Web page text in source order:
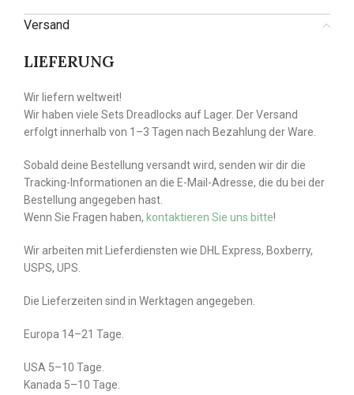
Versand
LIEFERUNG
Wir liefern weltweit!
Wir haben viele Sets Dreadlocks auf Lager. Der Versand
erfolgt innerhalb von 1–3 Tagen nach Bezahlung der Ware.
Sobald deine Bestellung versandt wird, senden wir dir die
Tracking-Informationen an die E-Mail-Adresse, die du bei der
Bestellung angegeben hast.
Wenn Sie Fragen haben, kontaktieren Sie uns bitte!
Wir arbeiten mit Lieferdiensten wie DHL Express, Boxberry,
USPS, UPS.
Die Lieferzeiten sind in Werktagen angegeben.
Europa 14–21 Tage.
USA 5–10 Tage.
Kanada 5–10 Tage.